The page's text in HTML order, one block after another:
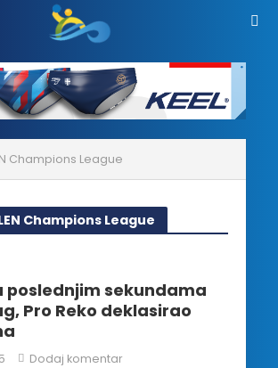
Champions League
Champions League
poslednjim sekundama
Pro Reko deklasirao
Dodaj komentar